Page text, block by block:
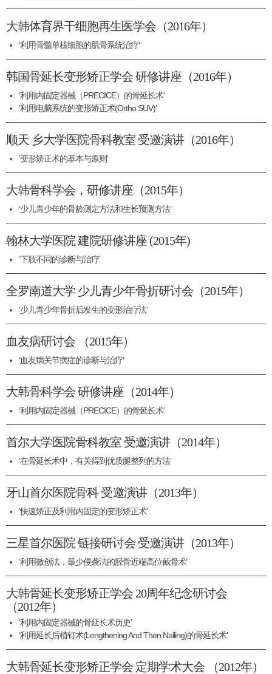
大韩体育界干细胞再生医学会（2016年）
‘利用骨髓单核细胞的肌骨系统治疗’
韩国骨延长变形矫正学会 研修讲座（2016年）
‘利用内固定器械（PRECICE）的骨延长术’
‘利用电脑系统的变形矫正术(Ortho SUV)’
顺天 乡大学医院骨科教室 受邀演讲（2016年）
‘变形矫正术的基本与原则’
大韩骨科学会，研修讲座（2015年）
‘少儿青少年的骨龄测定方法和生长预测方法’
翰林大学医院 建院研修讲座 (2015年)
‘下肢不同的诊断与治疗’
全罗南道大学 少儿青少年骨折研讨会（2015年）
‘少儿青少年骨折后发生的变形治疗法’
血友病研讨会 （2015年）
‘血友病关节病症的诊断与治疗’
大韩骨科学会 研修讲座（2014年）
‘利用内固定器械（PRECICE）的骨延长术’
首尔大学医院骨科教室 受邀演讲（2014年）
‘在骨延长术中，有关得到优质腿整列的方法’
牙山首尔医院骨科 受邀演讲（2013年）
‘快速矫正及利用内固定的变形矫正术’
三星首尔医院 链接研讨会 受邀演讲（2013年）
‘利用微创法，最少侵袭法的胫骨近端高位截骨术’
大韩骨延长变形矫正学会 20周年纪念研讨会
（2012年）
‘利用内固定器械的骨延长术历史’
‘利用延长后植钉术(Lengthening And Then Nailing)的骨延长术’
大韩骨延长变形矫正学会 定期学术大会 （2012年）